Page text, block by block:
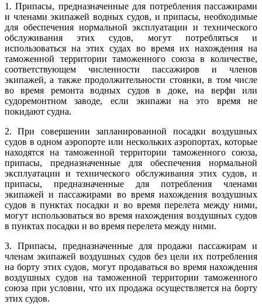
1. Припасы, предназначенные для потребления пассажирами
и членами экипажей водных судов, и припасы, необходимые
для обеспечения нормальной эксплуатации и технического
обслуживания этих судов, могут потребляться и
использоваться на этих судах во время их нахождения на
таможенной территории таможенного союза в количестве,
соответствующем численности пассажиров и членов
экипажей, а также продолжительности стоянки, в том числе
во время ремонта водных судов в доке, на верфи или
судоремонтном заводе, если экипажи на это время не
покидают судна.
2. При совершении запланированной посадки воздушных
судов в одном аэропорте или нескольких аэропортах, которые
находятся на таможенной территории таможенного союза,
припасы, предназначенные для обеспечения нормальной
эксплуатации и технического обслуживания этих судов, и
припасы, предназначенные для потребления членами
экипажей и пассажирами во время нахождения воздушных
судов в пунктах посадки и во время перелета между ними,
могут использоваться во время нахождения воздушных судов
в пунктах посадки и во время перелета между ними.
3. Припасы, предназначенные для продажи пассажирам и
членам экипажей воздушных судов без цели их потребления
на борту этих судов, могут продаваться во время нахождения
воздушных судов на таможенной территории таможенного
союза при условии, что их продажа осуществляется на борту
этих судов.